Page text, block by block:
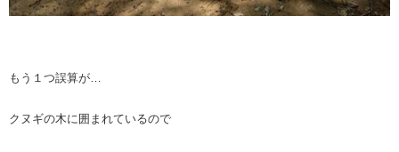
もう１つ誤算が…
クヌギの木に囲まれているので